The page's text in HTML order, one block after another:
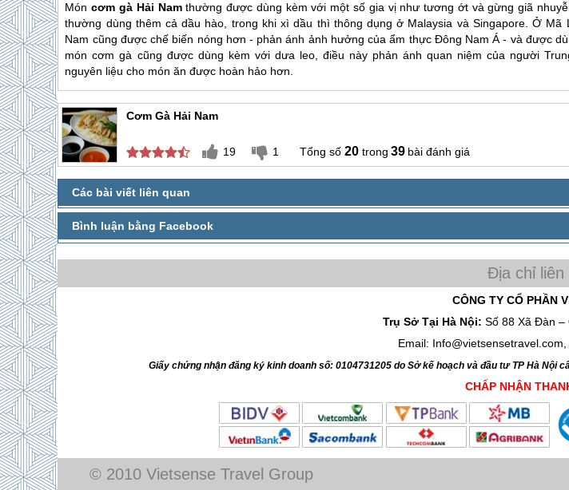
Móncơm gà Hải Namthường được dùng kèm với một số gia vị như tương ớt và gừng giã
thường dùng thêm cả dầu hào, trong khi xì dầu thì thông dụng ở Malaysia và Singapore. Ở Mã
Nam cũng được chế biến nóng hơn - phản ánh ảnh hưởng của ẩm thực Đông Nam Á - và được
món cơm gà cũng được dùng kèm với dưa leo, điều này phản ánh quan niệm của người
nguyên liệu cho món ăn được hoàn hảo hơn.
Cơm Gà Hải Nam
19 1 20 39 bài đánh giá
CÔNG TY CỔ PHẦN
Trụ Sở Tại Hà Nội: Số 88 Xã Đàn
Email: Info@vietsensetravel.com,
Giấy chứng nhận đăng ký kinh doanh số: 0104731205 do Sở kế hoạch và đầu tư TP Hà Nội
CHẤP NHẬN
© 2010 Vietsense Travel Group